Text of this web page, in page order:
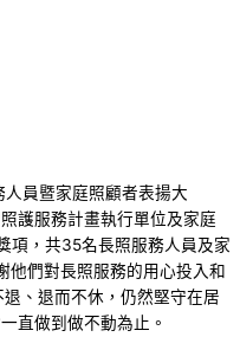
員暨家庭照顧者表揚大
護服務計畫執行單位及家庭
項，共35名長照服務人員及家
他們對長照服務的用心投入和
、退而不休，仍然堅守在居
直做到做不動為止。